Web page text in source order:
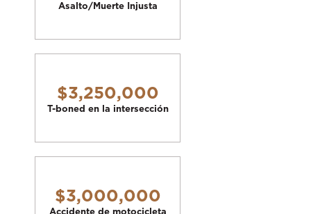
Asalto/Muerte Injusta
$3,250,000
T-boned en la intersección
$3,000,000
Accidente de motocicleta